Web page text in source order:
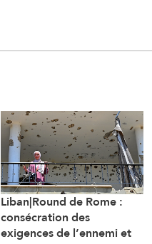
Liban|Round de Rome :
consécration des
exigences de l’ennemi et